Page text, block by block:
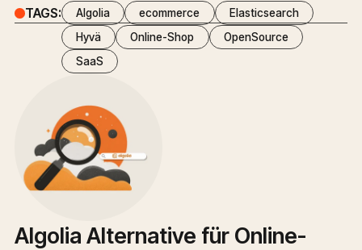
TAGS: Algolia ecommerce
Elasticsearch
Hyvä
Online-Shop
OpenSource
SaaS
Algolia Alternative für Online-